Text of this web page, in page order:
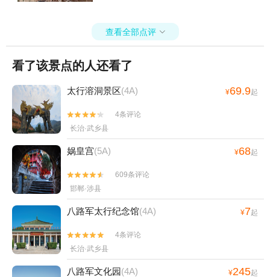
查看全部点评 
看了该景点的人还看了
太行溶洞景区(4A) ¥69.9起


4条评论
长治·武乡县
娲皇宫(5A) ¥68起


609条评论
邯郸·涉县
八路军太行纪念馆(4A) ¥7起


4条评论
长治·武乡县
八路军文化园(4A) ¥245起